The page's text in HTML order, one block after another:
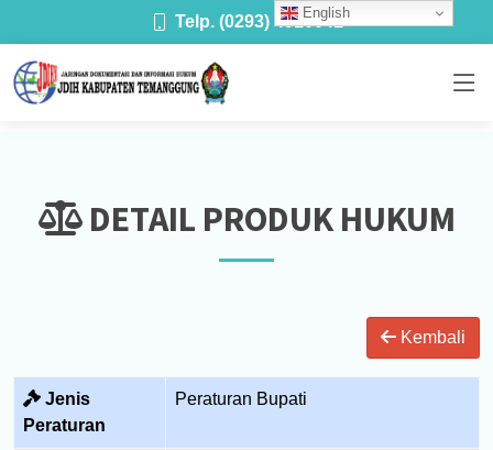
English
Telp. (0293) 4910041
DETAIL PRODUK HUKUM
Kembali
Jenis
Peraturan
Peraturan Bupati